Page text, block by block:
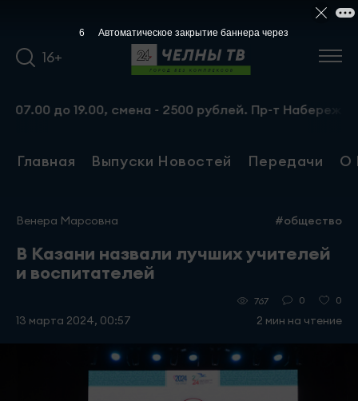
16+
19.00, смена - 2500 рублей. Пр-т
Главная Выпуски Новостей Передачи О
Венера Марсовна #общество
В Казани назвали лучших учителей
и воспитателей
13 марта 2024, 00:57
767 0 0
2 мин на чтение
5 Автоматическое закрытие баннера через